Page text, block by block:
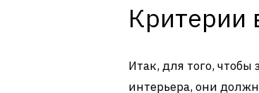
Критерии
Итак, для того,
интерьера, они